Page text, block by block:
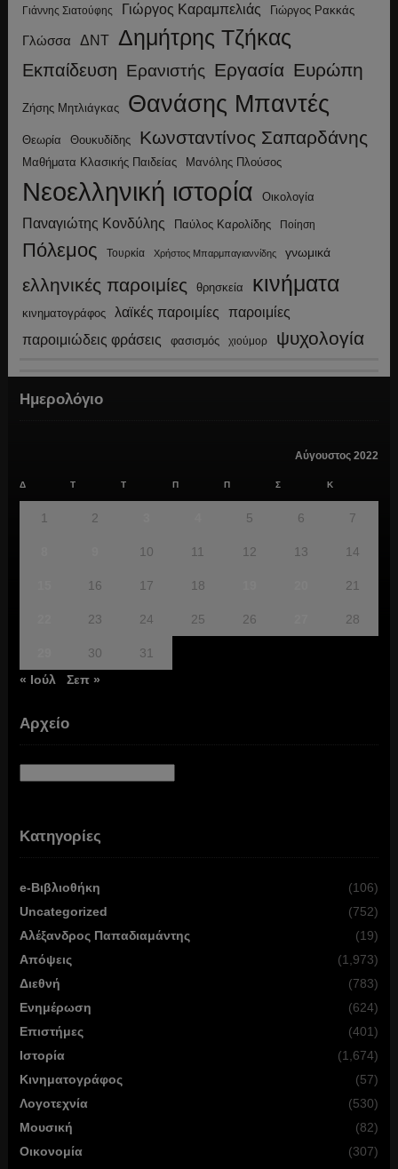
Γιάννης Σιατούφης Γιώργος Καραμπελιάς Γιώργος Ρακκάς
Γλώσσα ΔΝΤ Δημήτρης Τζήκας
Εκπαίδευση Ερανιστής Εργασία Ευρώπη
Ζήσης Μητλιάγκας Θανάσης Μπαντές
Θεωρία Θουκυδίδης Κωνσταντίνος Σαπαρδάνης
Μαθήματα Κλασικής Παιδείας Μανόλης Πλούσος
Νεοελληνική ιστορία Οικολογία
Παναγιώτης Κονδύλης Παύλος Καρολίδης Ποίηση
Πόλεμος Τουρκία Χρήστος Μπαρμπαγιαννίδης γνωμικά
ελληνικές παροιμίες θρησκεία κινήματα
κινηματογράφος λαϊκές παροιμίες παροιμίες
παροιμιώδεις φράσεις φασισμός χιούμορ ψυχολογία
Ημερολόγιο
Αύγουστος 2022
Δ Τ Τ Π Π Σ Κ
1 2 5 6 7
10 11 12 13 14
16 17 18 21
23 24 25 26 28
30
31
« Ιούλ
Σεπ »
Αρχείο
Κατηγορίες
e-Βιβλιοθήκη
(106)
Uncategorized
(752)
Αλέξανδρος Παπαδιαμάντης
(19)
Απόψεις
(1,973)
Διεθνή
(783)
Ενημέρωση
(624)
Επιστήμες
(401)
Ιστορία
(1,674)
Κινηματογράφος
(57)
Λογοτεχνία
(530)
Μουσική
(82)
Οικονομία
(307)